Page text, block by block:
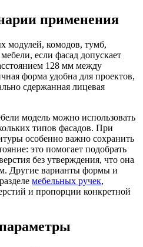
применения
модулей, комодов, тумб,
если фасад допускает
128 мм между
форма удобна для проектов,
сдержанная лицевая
модель можно использовать
типов фасадов. При
особенно важно сохранить
это помогает подобрать
без утверждения, что она
Другие варианты формы и
мебельных ручек,
и пропорции конкретной